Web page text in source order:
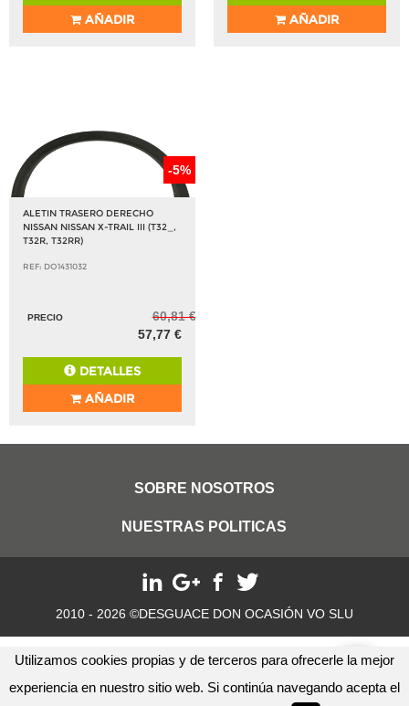
Utilizamos cookies propias y de terceros para ofrecerle la mejor
experiencia en nuestro sitio web. Si continúa navegando acepta el
AÑADIR
AÑADIR
-5%
ALETIN TRASERO DERECHO
NISSAN NISSAN X-TRAIL III (T32_,
T32R, T32RR)
REF: DO1431032
PRECIO
60,81 €
57,77 €
DETALLES
AÑADIR
SOBRE NOSOTROS
NUESTRAS POLITICAS
2010 - 2026 ©DESGUACE DON OCASIÓN VO SLU